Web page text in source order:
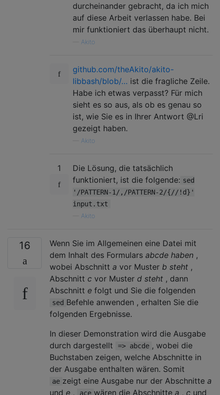
durcheinander gebracht, da ich mich
auf diese Arbeit verlassen habe. Bei
mir funktioniert das überhaupt nicht.
Akito
github.com/theAkito/akito-
libbash/blob/… ist die fragliche Zeile.
Habe ich etwas verpasst? Für mich
sieht es so aus, als ob es genau so
ist, wie Sie es in Ihrer Antwort @Lri
gezeigt haben.
Akito
1
Die Lösung, die tatsächlich
funktioniert, ist die folgende: sed
'/PATTERN-1/,/PATTERN-2/{//!d}'
input.txt
Akito
16
Wenn Sie im Allgemeinen eine Datei mit
dem Inhalt des Formulars abcde haben ,
wobei Abschnitt a vor Muster b steht ,
Abschnitt c vor Muster d steht , dann
Abschnitt e folgt und Sie die folgenden
sed Befehle anwenden , erhalten Sie die
folgenden Ergebnisse.
In dieser Demonstration wird die Ausgabe
durch dargestellt
=> abcde , wobei die
Buchstaben zeigen, welche Abschnitte in
der Ausgabe enthalten wären. Somit
ae zeigt eine Ausgabe nur der Abschnitte a
und e , ace wären die Abschnitte a , c und